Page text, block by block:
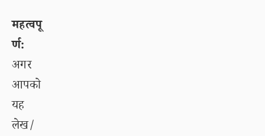
महत्वपू
र्ण:
अगर
आपको
यह
लेख/